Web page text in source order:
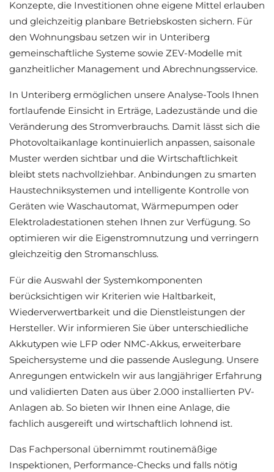
Konzepte, die Investitionen ohne eigene Mittel erlauben
und gleichzeitig planbare Betriebskosten sichern. Für
den Wohnungsbau setzen wir in Unteriberg
gemeinschaftliche Systeme sowie ZEV-Modelle mit
ganzheitlicher Management und Abrechnungsservice.
In Unteriberg ermöglichen unsere Analyse-Tools Ihnen
fortlaufende Einsicht in Erträge, Ladezustände und die
Veränderung des Stromverbrauchs. Damit lässt sich die
Photovoltaikanlage kontinuierlich anpassen, saisonale
Muster werden sichtbar und die Wirtschaftlichkeit
bleibt stets nachvollziehbar. Anbindungen zu smarten
Haustechniksystemen und intelligente Kontrolle von
Geräten wie Waschautomat, Wärmepumpen oder
Elektroladestationen stehen Ihnen zur Verfügung. So
optimieren wir die Eigenstromnutzung und verringern
gleichzeitig den Stromanschluss.
Für die Auswahl der Systemkomponenten
berücksichtigen wir Kriterien wie Haltbarkeit,
Wiederverwertbarkeit und die Dienstleistungen der
Hersteller. Wir informieren Sie über unterschiedliche
Akkutypen wie LFP oder NMC-Akkus, erweiterbare
Speichersysteme und die passende Auslegung. Unsere
Anregungen entwickeln wir aus langjähriger Erfahrung
und validierten Daten aus über 2.000 installierten PV-
Anlagen ab. So bieten wir Ihnen eine Anlage, die
fachlich ausgereift und wirtschaftlich lohnend ist.
Das Fachpersonal übernimmt routinemäßige
Inspektionen, Performance-Checks und falls nötig